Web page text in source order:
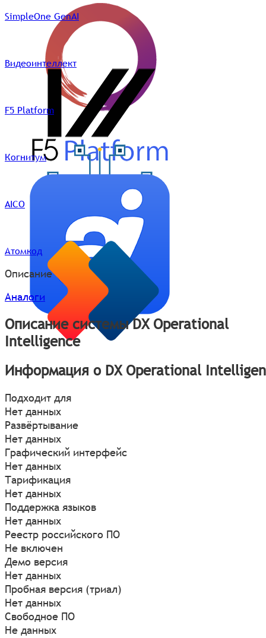
SimpleOne GenAI
Видеоинтеллект
F5 Platform
Когнитум
AICO
Атомкод
Описание
Аналоги
Описание системы DX Operational
Intelligence
Информация о DX Operational
Подходит для
Нет данных
Развёртывание
Нет данных
Графический интерфейс
Нет данных
Тарификация
Нет данных
Поддержка языков
Нет данных
Реестр российского ПО
Не включен
Демо версия
Нет данных
Пробная версия (триал)
Нет данных
Свободное ПО
Не данных